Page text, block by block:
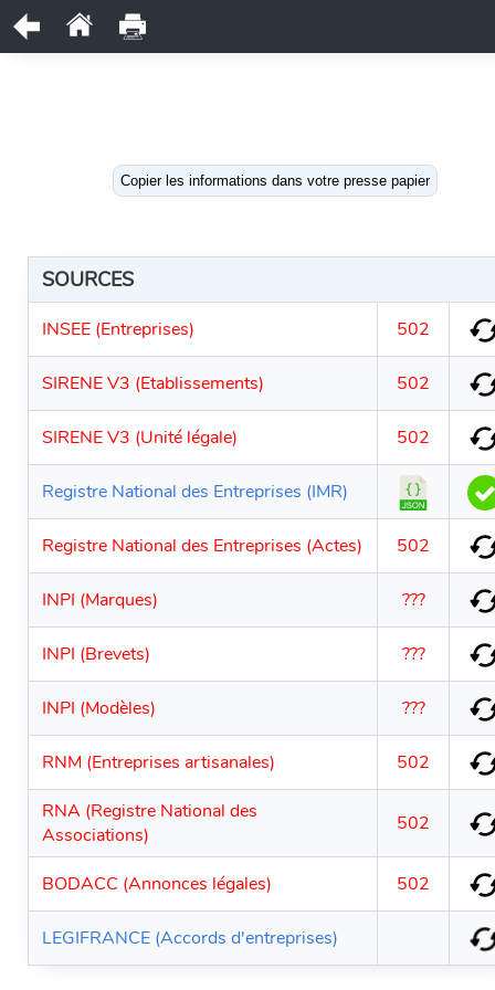
Copier les informations dans votre presse papier
SOURCES
INSEE (Entreprises) 502
SIRENE V3 (Etablissements) 502
SIRENE V3 (Unité légale) 502
Registre National des Entreprises (IMR)
Registre National des Entreprises (Actes) 502
INPI (Marques) ???
INPI (Brevets) ???
INPI (Modèles) ???
RNM (Entreprises artisanales)
502
RNA (Registre National des
Associations)
502
BODACC (Annonces légales) 502
LEGIFRANCE (Accords d'entreprises)